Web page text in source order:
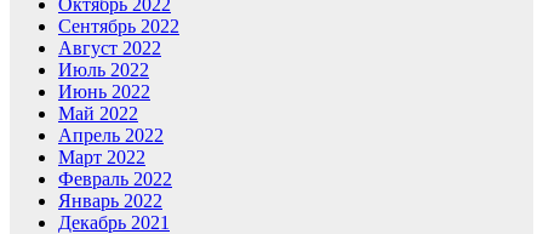
Октябрь 2022
Сентябрь 2022
Август 2022
Июль 2022
Июнь 2022
Май 2022
Апрель 2022
Март 2022
Февраль 2022
Январь 2022
Декабрь 2021